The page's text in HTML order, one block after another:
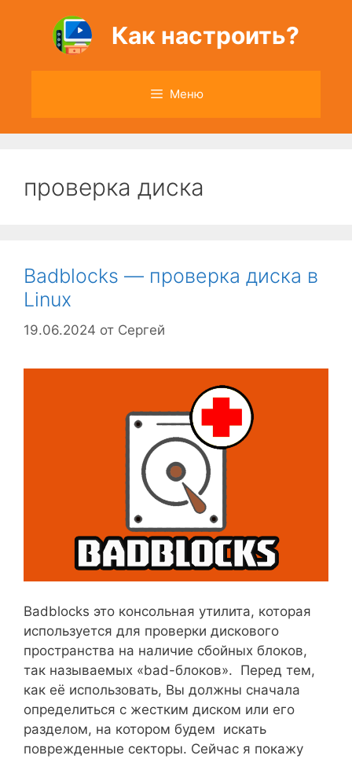
содержимому
Как настроить?
Меню
проверка диска
Badblocks — проверка диска в
Linux
19.06.2024 от Сергей
Badblocks это консольная утилита, которая
используется для проверки дискового
пространства на наличие сбойных блоков,
так называемых «bad-блоков». Перед тем,
как её использовать, Вы должны сначала
определиться с жестким диском или его
разделом, на котором будем искать
поврежденные секторы. Сейчас я покажу